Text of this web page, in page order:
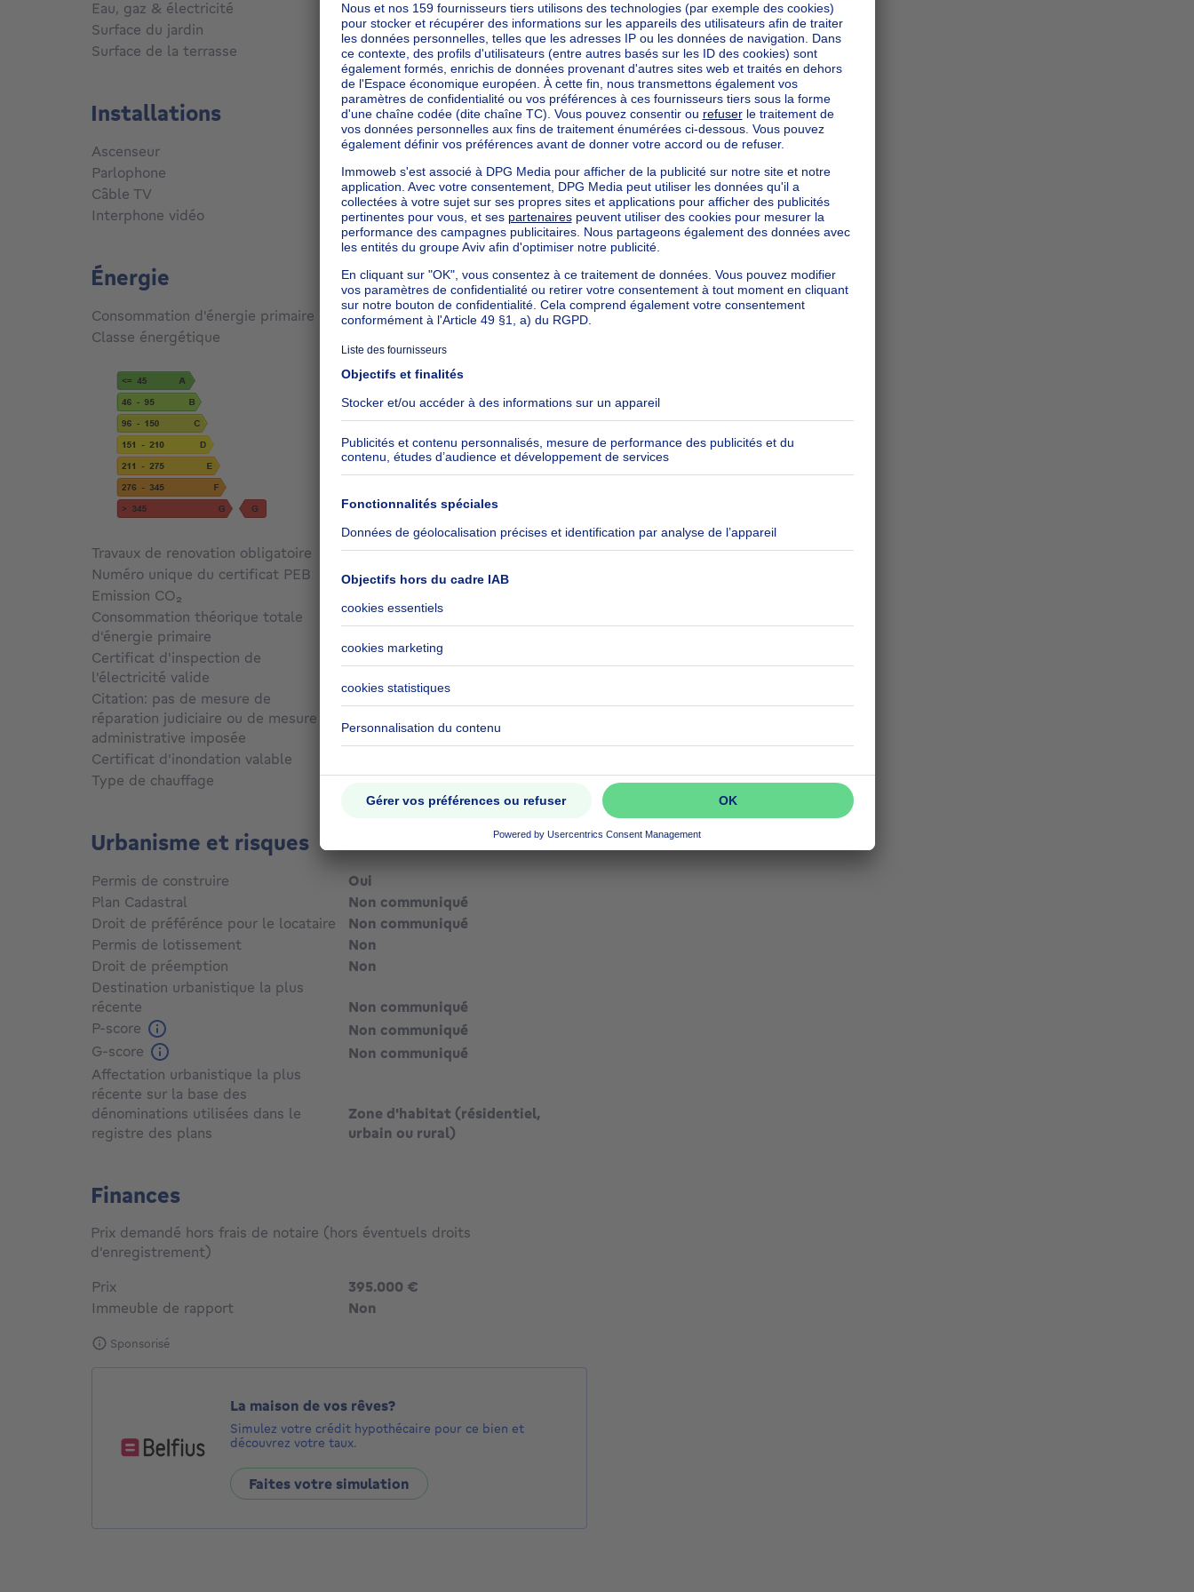
Eau, gaz & électricité
Oui
Surface du jardin
52m² mètres carrés
Surface de la terrasse
52m² mètres carrés
Installations
Ascenseur
Non
Parlophone
Non
Câble TV
Oui
Interphone vidéo
Non
Énergie
Consommation d'énergie primaire 685kWh/m² kilowattheure par mètres carrés
Classe énergétique
Travaux de renovation obligatoire
Non communiqué
Numéro unique du certificat PEB
20251215-0000737666-01-4
Emission CO₂
Consommation théorique totale
d'énergie primaire
Certificat d'inspection de
l'électricité valide
Citation: pas de mesure de
réparation judiciaire ou de mesure
administrative imposée
Non communiqué
Certificat d'inondation valable
Type de chauffage
Gaz
Urbanisme et risques
Permis de construire
Oui
Plan Cadastral
Non communiqué
Droit de préférénce pour le locataire
Non communiqué
Permis de lotissement
Non
Droit de préemption
Non
Destination urbanistique la plus
récente
Non communiqué
P-score
Non communiqué
G-score
Non communiqué
Affectation urbanistique la plus
récente sur la base des
dénominations utilisées dans le
registre des plans
Zone d'habitat (résidentiel,
urbain ou rural)
Finances
Prix demandé hors frais de notaire (hors éventuels droits
d'enregistrement)
Prix
395.000 €
Immeuble de rapport
Non
Sponsorisé
La maison de vos rêves?
Simulez votre crédit hypothécaire pour ce bien et
découvrez votre taux.
Faites votre simulation